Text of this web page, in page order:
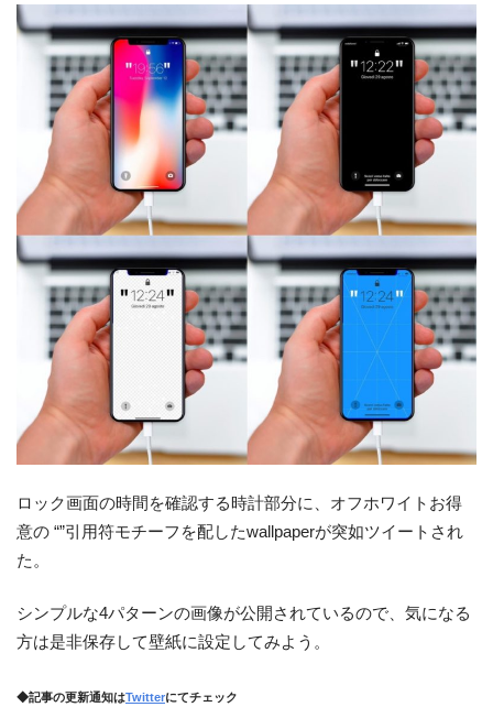
ロック画面の時間を確認する時計部分に、オフホワイトお得
意の “”引用符モチーフを配したwallpaperが突如ツイートされ
た。
シンプルな4パターンの画像が公開されているので、気になる
方は是非保存して壁紙に設定してみよう。
◆記事の更新通知はTwitterにてチェック